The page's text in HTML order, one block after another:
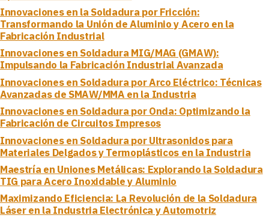
Innovaciones en la Soldadura por Fricción:
Transformando la Unión de Aluminio y Acero en la
Fabricación Industrial
Innovaciones en Soldadura MIG/MAG (GMAW):
Impulsando la Fabricación Industrial Avanzada
Innovaciones en Soldadura por Arco Eléctrico: Técnicas
Avanzadas de SMAW/MMA en la Industria
Innovaciones en Soldadura por Onda: Optimizando la
Fabricación de Circuitos Impresos
Innovaciones en Soldadura por Ultrasonidos para
Materiales Delgados y Termoplásticos en la Industria
Maestría en Uniones Metálicas: Explorando la Soldadura
TIG para Acero Inoxidable y Aluminio
Maximizando Eficiencia: La Revolución de la Soldadura
Láser en la Industria Electrónica y Automotriz